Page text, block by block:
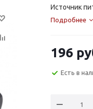
Источник
Подробнее
196
Есть в